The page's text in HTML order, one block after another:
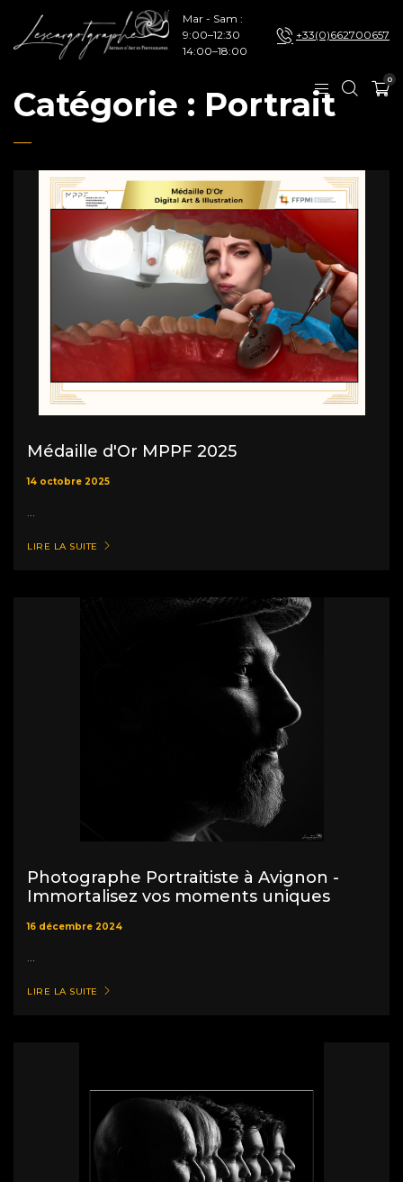
Mar - Sam :
9:00–12:30
14:00–18:00
+33(0)662700657
0
Catégorie : Portrait
Médaille d'Or MPPF 2025
14 octobre 2025
...
LIRE LA SUITE
Photographe Portraitiste à Avignon -
Immortalisez vos moments uniques
16 décembre 2024
...
LIRE LA SUITE